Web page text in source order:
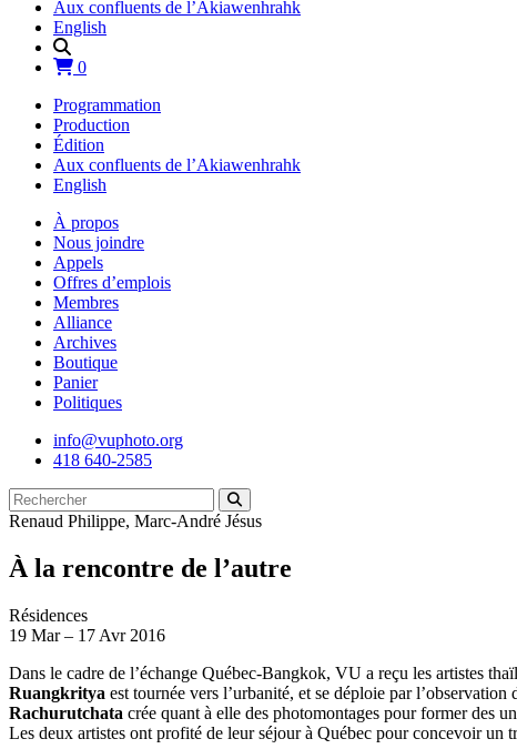
Aux confluents de l’Akiawenhrahk
English
0
Programmation
Production
Édition
Aux confluents de l’Akiawenhrahk
English
À propos
Nous joindre
Appels
Offres d’emplois
Membres
Alliance
Archives
Boutique
Panier
Politiques
info@vuphoto.org
418 640-2585
Renaud Philippe, Marc-André Jésus
À la rencontre de l’autre
Résidences
19 Mar – 17 Avr 2016
Dans le cadre de l’échange Québec-Bangkok, VU a reçu les artistes
Ruangkritya est tournée vers l’urbanité, et se déploie par
Rachurutchata crée quant à elle des photomontages pour former des
Les deux artistes ont profité de leur séjour à Québec pour concevoir un